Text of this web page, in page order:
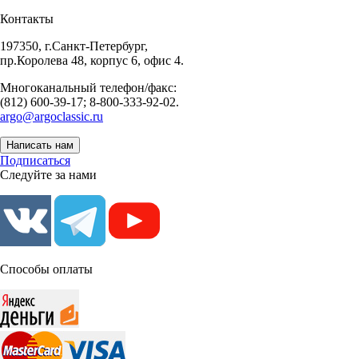
Контакты
197350, г.Санкт-Петербург,
пр.Королева 48, корпус 6, офис 4.
Многоканальный телефон/факс:
(812) 600-39-17; 8-800-333-92-02.
argo@argoclassic.ru
Написать нам
Подписаться
Следуйте за нами
Способы оплаты